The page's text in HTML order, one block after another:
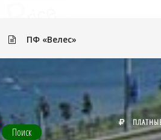
ПФ «Велес»
Поиск